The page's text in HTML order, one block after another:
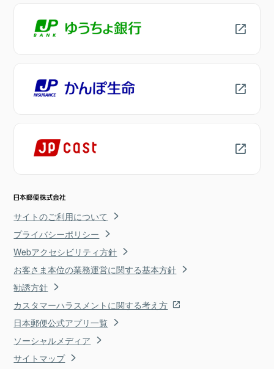
サイトのご利用について
プライバシーポリシー
Webアクセシビリティ方針
お客さま本位の業務運営に関する基本方針
勧誘方針
カスタマーハラスメントに関する考え方
日本郵便公式アプリ一覧
ソーシャルメディア
サイトマップ